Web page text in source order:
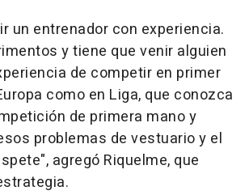
un entrenador con experiencia.
y tiene que venir alguien
de competir en primer
como en Liga, que conozca
de primera mano y
problemas de vestuario y el
agregó Riquelme, que